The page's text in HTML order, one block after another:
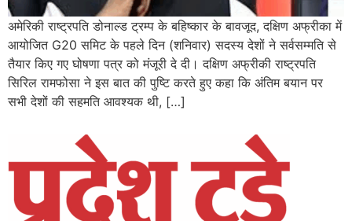
अमेरिकी राष्ट्रपति डोनाल्ड ट्रम्प के बहिष्कार के बावजूद, दक्षिण अफ्रीका में
आयोजित G20 समिट के पहले दिन (शनिवार) सदस्य देशों ने सर्वसम्मति से
तैयार किए गए घोषणा पत्र को मंजूरी दे दी। दक्षिण अफ्रीकी राष्ट्रपति
सिरिल रामफोसा ने इस बात की पुष्टि करते हुए कहा कि अंतिम बयान पर
सभी देशों की सहमति आवश्यक थी, […]